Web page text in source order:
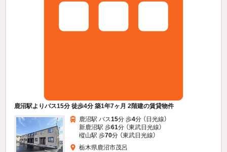
鹿沼駅よりバス15分 徒歩4分 築1年7ヶ月 2階建の賃貸物件
鹿沼駅 バス15分 歩4分 （日光線）
新鹿沼駅 歩61分 （東武日光線）
樅山駅 歩70分 （東武日光線）
栃木県鹿沼市茂呂